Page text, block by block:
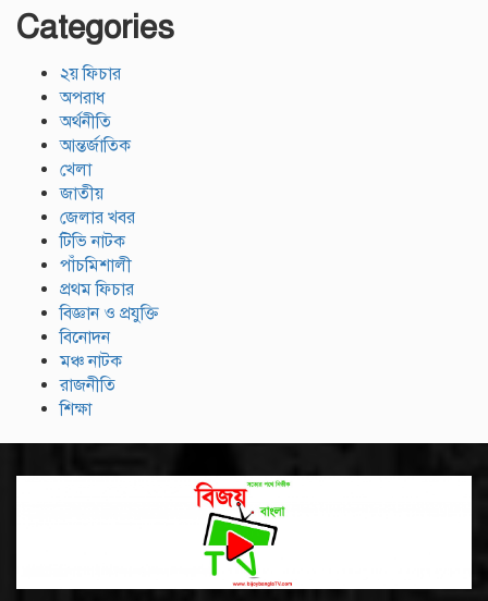
Categories
২য় ফিচার
অপরাধ
অর্থনীতি
আন্তর্জাতিক
খেলা
জাতীয়
জেলার খবর
টিভি নাটক
পাঁচমিশালী
প্রথম ফিচার
বিজ্ঞান ও প্রযুক্তি
বিনোদন
মঞ্চ নাটক
রাজনীতি
শিক্ষা